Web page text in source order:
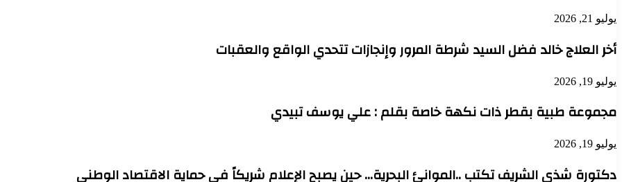
يوليو 21, 2026
أخر العلاج خالد فضل السيد شرطة المرور وإنجازات تتحدي الواقع والعقبات
يوليو 19, 2026
مجموعة طبية بقطر ذات نكهة خاصة بقلم : علي يوسف تبيدي
يوليو 19, 2026
دكتورة شذى الشريف تكتب ..الموانئ البحرية… حين يصبح الإعلام شريكاً في حماية الاقتصاد الوطني